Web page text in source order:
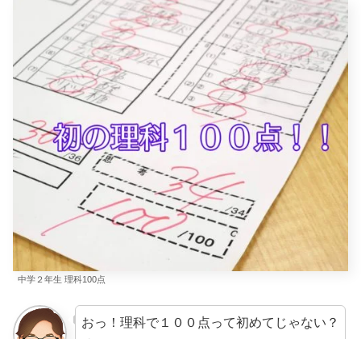
中学２年生 理科100点
おっ！理科で１００点って初めてじゃない？